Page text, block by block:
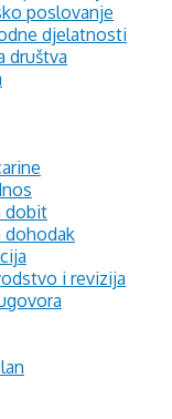
poslovanje
djelatnosti
društva
dobit
dohodak
i revizija